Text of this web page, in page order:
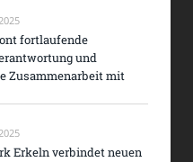
fortlaufende
und
Zusammenarbeit mit
Erkeln verbindet neuen